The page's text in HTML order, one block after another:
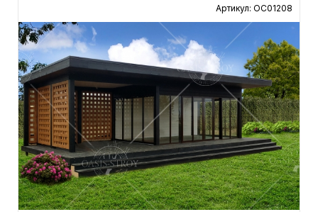
Артикул: ОС01208